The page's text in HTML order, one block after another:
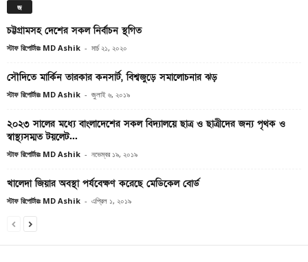
জ
চট্টগ্রামসহ দেশের সকল নির্বাচন স্থগিত
স্টাফ রিপোর্টারঃ MD Ashik - মার্চ ২১, ২০২০
সৌদিতে মার্কিন তারকার কনসার্ট, বিশ্বজুড়ে সমালোচনার ঝড়
স্টাফ রিপোর্টারঃ MD Ashik - জুলাই ৬, ২০১৯
২০২৩ সালের মধ্যে বাংলাদেশের সকল বিদ্যালয়ে ছাত্র ও ছাত্রীদের জন্য পৃথক ও
স্বাস্থ্যসম্মত টয়লেট...
স্টাফ রিপোর্টারঃ MD Ashik - নভেম্বর ১৯, ২০১৯
খালেদা জিয়ার অবস্থা পর্যবেক্ষণ করেছে মেডিকেল বোর্ড
স্টাফ রিপোর্টারঃ MD Ashik - এপ্রিল ১, ২০১৯